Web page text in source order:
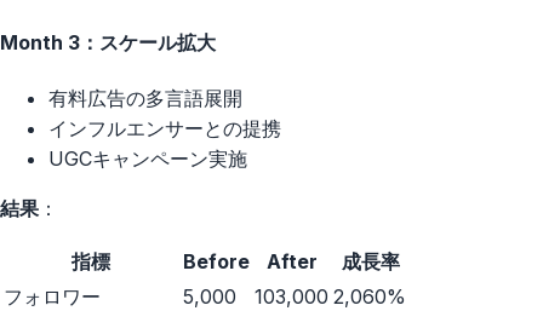
Month 3：スケール拡大
有料広告の多言語展開
インフルエンサーとの提携
UGCキャンペーン実施
結果 ：
指標 Before After
成長率
フォロワー
5,000 103,000 2,060%